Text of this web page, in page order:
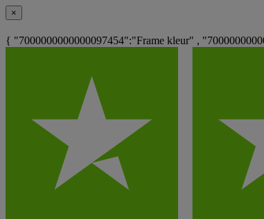
×
{ "7000000000000097454":"Frame kleur" ,